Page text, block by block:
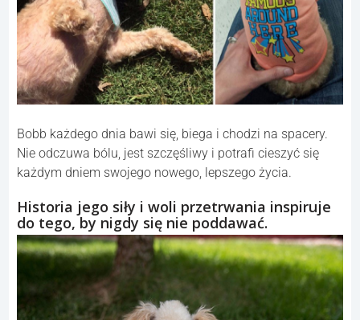
Bobb każdego dnia bawi się, biega i chodzi na spacery.
Nie odczuwa bólu, jest szczęśliwy i potrafi cieszyć się
każdym dniem swojego nowego, lepszego życia.
Historia jego siły i woli przetrwania inspiruje
do tego, by nigdy się nie poddawać.